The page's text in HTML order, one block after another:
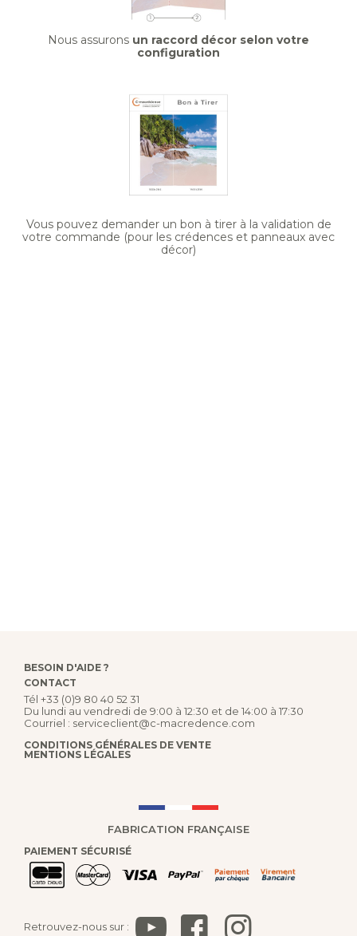
Nous assurons un raccord décor selon votre
configuration
Vous pouvez demander un bon à tirer à la validation de
votre commande (pour les crédences et panneaux avec
décor)
BESOIN D'AIDE ?
CONTACT
Tél +33 (0)9 80 40 52 31
Du lundi au vendredi de 9:00 à 12:30 et de 14:00 à 17:30
Courriel : serviceclient@c-macredence.com
CONDITIONS GÉNÉRALES DE VENTE
MENTIONS LÉGALES
FABRICATION FRANÇAISE
PAIEMENT SÉCURISÉ
Retrouvez-nous sur :